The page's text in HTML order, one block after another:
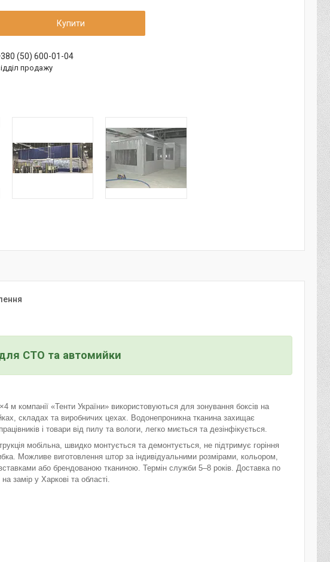
Купити
(50) 600-01-04
продажу
СТО та автомийки
м компанії «Тенти України» використовуються для зонування боксів на
складах та виробничих цехах. Водонепроникна тканина захищає
і товари від пилу та вологи, легко миється та дезінфікується.
мобільна, швидко монтується та демонтується, не підтримує горіння
Можливе виготовлення штор за індивідуальними розмірами, кольором,
або брендованою тканиною. Термін служби 5–8 років. Доставка по
на замір у Харкові та області.